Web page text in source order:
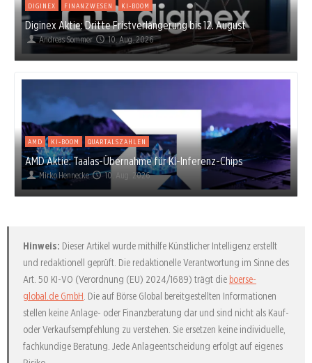
DIGINEX FINANZWESEN KI-BOOM
Diginex Aktie: Dritte Fristverlängerung bis 12. August
Andreas Sommer 10. Aug. 2026
AMD KI-BOOM QUARTALSZAHLEN
AMD Aktie: Taalas-Übernahme für KI-Inferenz-Chips
Mirko Hennecke 10. Aug. 2026
Hinweis: Dieser Artikel wurde mithilfe Künstlicher Intelligenz erstellt
und redaktionell geprüft. Die redaktionelle Verantwortung im Sinne des
Art. 50 KI-VO (Verordnung (EU) 2024/1689) trägt die boerse-
global.de GmbH. Die auf Börse Global bereitgestellten Informationen
stellen keine Anlage- oder Finanzberatung dar und sind nicht als Kauf-
oder Verkaufsempfehlung zu verstehen. Sie ersetzen keine individuelle,
fachkundige Beratung. Jede Anlageentscheidung erfolgt auf eigenes